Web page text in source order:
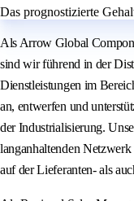
Das prognostizierte
Als Arrow Global
sind wir führend in der
Dienstleistungen im
an, entwerfen und
der Industrialisierung.
langanhaltenden
auf der Lieferanten- als